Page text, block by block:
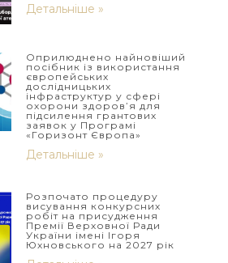
Детальніше »
Оприлюднено найновіший
посібник із використання
європейських
дослідницьких
інфраструктур у сфері
охорони здоров’я для
підсилення грантових
заявок у Програмі
«Горизонт Європа»
Детальніше »
Розпочато процедуру
висування конкурсних
робіт на присудження
Премії Верховної Ради
України імені Ігоря
Юхновського на 2027 рік